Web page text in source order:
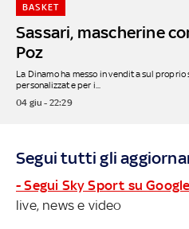
Sassari, mascherine
Poz
BASKET
La Dinamo ha messo in vendita sul
personalizzate per i...
04 giu - 22:29
Segui tutti gli
- Segui Sky Sport su
live, news e video